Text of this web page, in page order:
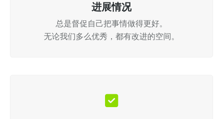
进展情况
总是督促自己把事情做得更好。
无论我们多么优秀，都有改进的空间。